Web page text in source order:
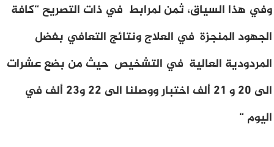
وفي هذا السياق، ثمن لمرابط في ذات التصريح “كافة
الجهود المنجزة في العلاج ونتائج التعافي بفضل
المردودية العالية في التشخيص حيث من بضع عشرات
الى 20 و 21 ألف اختبار ووصلنا الى 22 و23 ألف في
اليوم “